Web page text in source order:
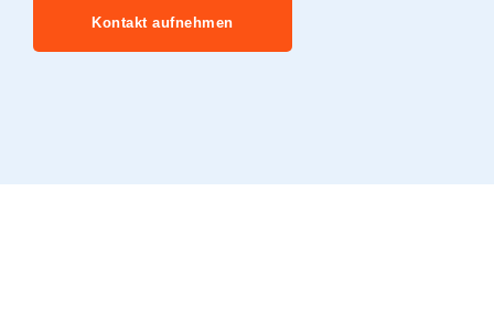
Kontakt aufnehmen